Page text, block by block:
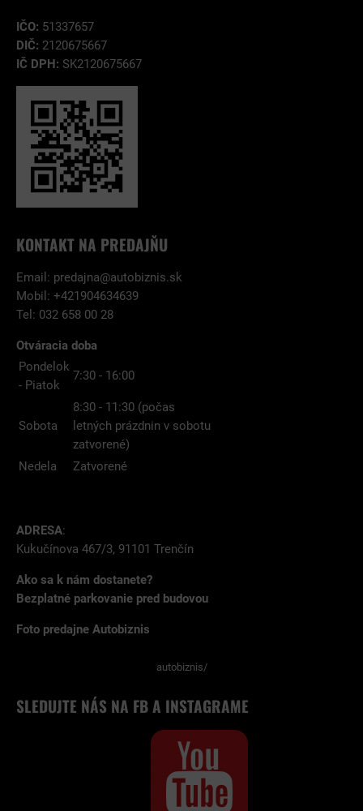
IČO: 51337657
DIČ: 2120675667
IČ DPH: SK2120675667
KONTAKT NA PREDAJŇU
Email: predajna@autobiznis.sk
Mobil: +421904634639
Tel: 032 658 00 28
Otváracia doba
Pondelok
- Piatok
7:30 - 16:00
Sobota
8:30 - 11:30 (počas
letných prázdnin v sobotu
zatvorené)
Nedela
Zatvorené
ADRESA:
Kukučínova 467/3, 91101 Trenčín
Ako sa k nám dostanete?
Bezplatné parkovanie pred budovou
Foto predajne Autobiznis
autobiznis/
SLEDUJTE NÁS NA FB A INSTAGRAME